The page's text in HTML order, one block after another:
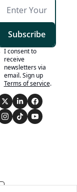
Subscribe
I consent to
receive
newsletters via
email. Sign up
Terms of service.